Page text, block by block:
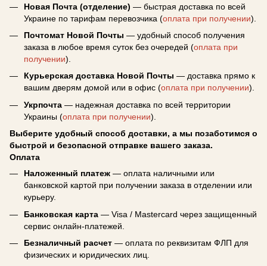
Новая Почта (отделение) — быстрая доставка по всей
Украине по тарифам перевозчика (оплата при получении).
Почтомат Новой Почты — удобный способ получения
заказа в любое время суток без очередей (оплата при
получении).
Курьерская доставка Новой Почты — доставка прямо к
вашим дверям домой или в офис (оплата при получении).
Укрпочта — надежная доставка по всей территории
Украины (оплата при получении).
Выберите удобный способ доставки, а мы позаботимся о
быстрой и безопасной отправке вашего заказа.
Оплата
Наложенный платеж — оплата наличными или
банковской картой при получении заказа в отделении или
курьеру.
Банковская карта — Visa / Mastercard через защищенный
сервис онлайн-платежей.
Безналичный расчет — оплата по реквизитам ФЛП для
физических и юридических лиц.